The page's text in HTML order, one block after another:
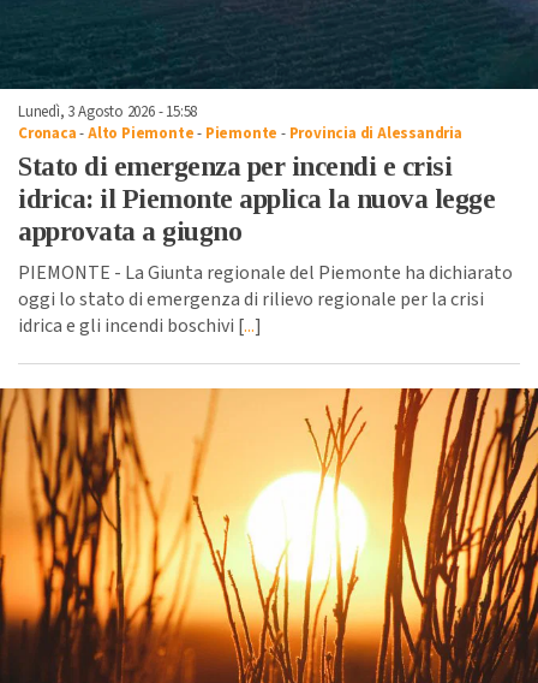
Lunedì, 3 Agosto 2026 - 15:58
Cronaca-Alto Piemonte- Piemonte - Provincia di Alessandria
Stato di emergenza per incendi e crisi
idrica: il Piemonte applica la nuova legge
approvata a giugno
PIEMONTE - La Giunta regionale del Piemonte ha dichiarato
oggi lo stato di emergenza di rilievo regionale per la crisi
idrica e gli incendi boschivi [...]